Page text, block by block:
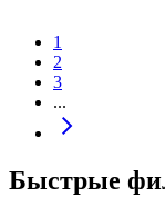
1
2
3
...
Быстрые